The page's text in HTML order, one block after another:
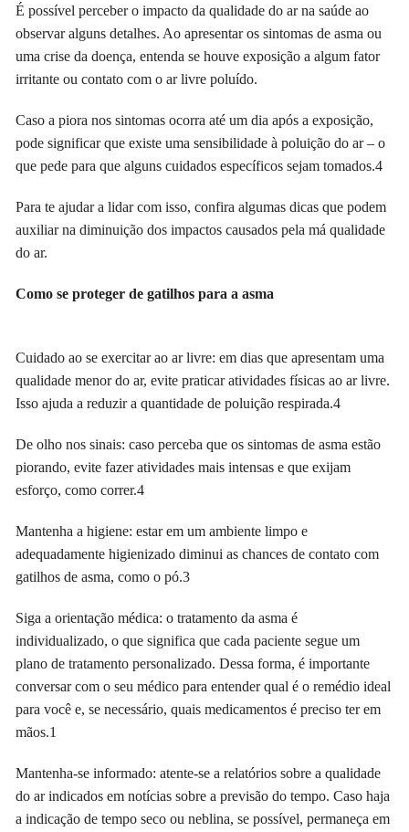
É possível perceber o impacto da qualidade do ar na saúde ao
observar alguns detalhes. Ao apresentar os sintomas de asma ou
uma crise da doença, entenda se houve exposição a algum fator
irritante ou contato com o ar livre poluído.
Caso a piora nos sintomas ocorra até um dia após a exposição,
pode significar que existe uma sensibilidade à poluição do ar – o
que pede para que alguns cuidados específicos sejam tomados.4
Para te ajudar a lidar com isso, confira algumas dicas que podem
auxiliar na diminuição dos impactos causados pela má qualidade
do ar.
Como se proteger de gatilhos para a asma
Cuidado ao se exercitar ao ar livre: em dias que apresentam uma
qualidade menor do ar, evite praticar atividades físicas ao ar livre.
Isso ajuda a reduzir a quantidade de poluição respirada.4
De olho nos sinais: caso perceba que os sintomas de asma estão
piorando, evite fazer atividades mais intensas e que exijam
esforço, como correr.4
Mantenha a higiene: estar em um ambiente limpo e
adequadamente higienizado diminui as chances de contato com
gatilhos de asma, como o pó.3
Siga a orientação médica: o tratamento da asma é
individualizado, o que significa que cada paciente segue um
plano de tratamento personalizado. Dessa forma, é importante
conversar com o seu médico para entender qual é oremédioideal
para você e, se necessário, quais medicamentos é preciso ter em
mãos.1
Mantenha-se informado: atente-se a relatórios sobre a qualidade
do ar indicados em notícias sobre a previsão do tempo. Caso haja
a indicação de tempo seco ou neblina, se possível, permaneça em